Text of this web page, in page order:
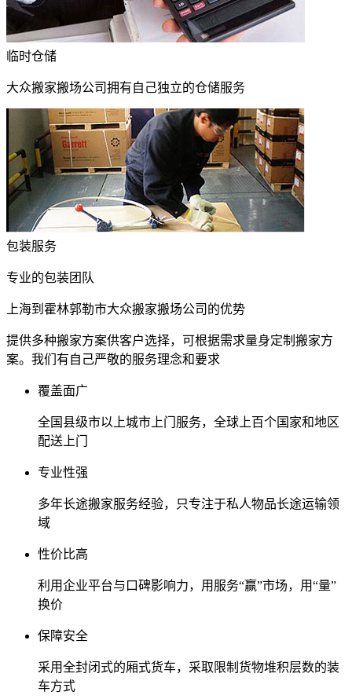
临时仓储
大众搬家搬场公司拥有自己独立的仓储服务
包装服务
专业的包装团队
上海到霍林郭勒市大众搬家搬场公司的优势
提供多种搬家方案供客户选择，可根据需求量身定制搬家方
案。我们有自己严敬的服务理念和要求
覆盖面广
全国县级市以上城市上门服务，全球上百个国家和地区
配送上门
专业性强
多年长途搬家服务经验，只专注于私人物品长途运输领
域
性价比高
利用企业平台与口碑影响力，用服务“赢”市场，用“量”
换价
保障安全
采用全封闭式的厢式货车，采取限制货物堆积层数的装
车方式